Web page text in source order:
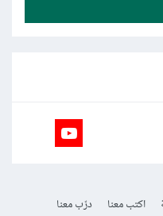
اكتب معنا
درّب معنا